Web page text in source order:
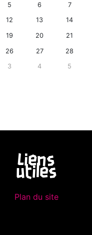
5 6
7
12 13 14
19 20 21
26 27
28
3 4 5
Liens
utiles
Plan du site